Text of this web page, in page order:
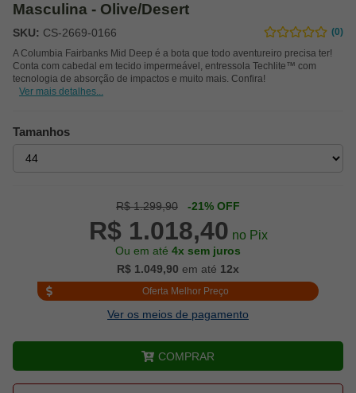
Masculina - Olive/Desert
SKU: CS-2669-0166
(0)
A Columbia Fairbanks Mid Deep é a bota que todo aventureiro precisa ter!
Conta com cabedal em tecido impermeável, entressola Techlite™ com
tecnologia de absorção de impactos e muito mais. Confira!
Ver mais detalhes...
Tamanhos
R$ 1.299,90 -21% OFF
R$ 1.018,40 no Pix
Ou em até 4x sem juros
R$ 1.049,90 em até 12x
Oferta Melhor Preço
Ver os meios de pagamento
COMPRAR